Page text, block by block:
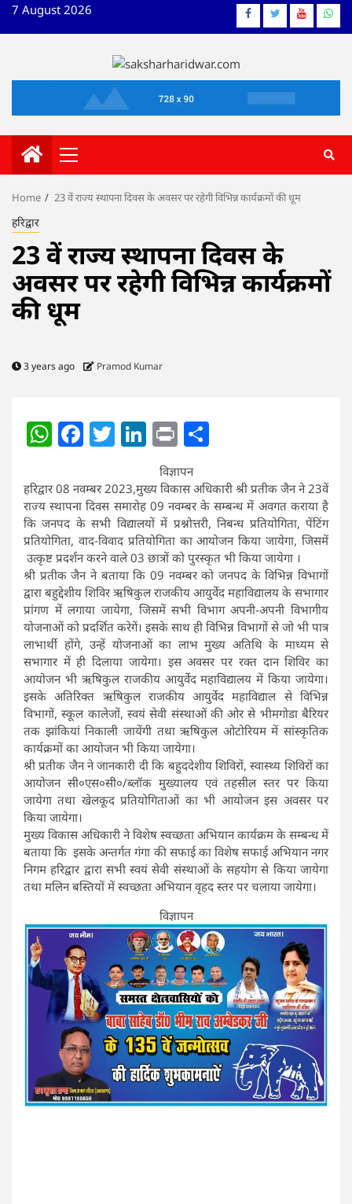
Skip7 August 2026 Facebook
TwitterYouTube
Primary
Menu
Home 23 वें राज्य स्थापना दिवस के अवसर पर रहेगी विभिन्न कार्यक्रमों की धूम
हरिद्वार
23 वें राज्य स्थापना दिवस के
अवसर पर रहेगी विभिन्न कार्यक्रमों
की धूम
3 years ago Pramod Kumar
WhatsApp
Facebook
Twitter
LinkedIn
Print
विज्ञापन
हरिद्वार 08 नवम्बर 2023,मुख्य विकास अधिकारी श्री प्रतीक जैन ने 23वें
राज्य स्थापना दिवस समारोह 09 नवम्बर के सम्बन्ध में अवगत कराया है
कि जनपद के सभी विद्यालयों में प्रश्नोत्तरी, निबन्ध प्रतियोगिता, पेंटिंग
प्रतियोगिता, वाद-विवाद प्रतियोगिता का आयोजन किया जायेगा, जिसमें
उत्कृष्ट प्रदर्शन करने वाले 03 छात्रों को पुरस्कृत भी किया जायेगा ।
श्री प्रतीक जैन ने बताया कि 09 नवम्बर को जनपद के विभिन्न विभागों
द्वारा बहुद्देशीय शिविर ऋषिकुल राजकीय आयुर्वेद महाविद्यालय के सभागार
प्रांगण में लगाया जायेगा, जिसमें सभी विभाग अपनी-अपनी विभागीय
योजनाओं को प्रदर्शित करेगें। इसके साथ ही विभिन्न विभागों से जो भी पात्र
लाभार्थी होंगे, उन्हें योजनाओं का लाभ मुख्य अतिथि के माध्यम से
सभागार में ही दिलाया जायेगा। इस अवसर पर रक्त दान शिविर का
आयोजन भी ऋषिकुल राजकीय आयुर्वेद महाविद्यालय में किया जायेगा।
इसके अतिरिक्त ऋषिकुल राजकीय आयुर्वेद महाविद्याल से विभिन्न
विभागों, स्कूल कालेजों, स्वयं सेवी संस्थाओं की ओर से भीमगोडा बैरियर
तक झांकियां निकाली जायेंगी तथा ऋषिकुल ओटोरियम में सांस्कृतिक
कार्यक्रमों का आयोजन भी किया जायेगा।
श्री प्रतीक जैन ने जानकारी दी कि बहुददेशीय शिविरों, स्वास्थ्य शिविरों का
आयोजन सी०एस०सी०/ब्लॉक मुख्यालय एवं तहसील स्तर पर किया
जायेगा तथा खेलकूद प्रतियोगिताओं का भी आयोजन इस अवसर पर
किया जायेगा।
मुख्य विकास अधिकारी ने विशेष स्वच्छता अभियान कार्यक्रम के सम्बन्ध में
बताया कि इसके अन्तर्गत गंगा की सफाई का विशेष सफाई अभियान नगर
निगम हरिद्वार द्वारा सभी स्वयं सेवी संस्थाओं के सहयोग से किया जायेगा
तथा मलिन बस्तियों में स्वच्छता अभियान वृहद स्तर पर चलाया जायेगा।
विज्ञापन